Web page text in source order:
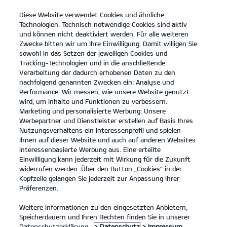
open
menu
KONTAKT
Diese Website verwendet Cookies und ähnliche
Technologien. Technisch notwendige Cookies sind aktiv
und können nicht deaktiviert werden. Für alle weiteren
Zwecke bitten wir um Ihre Einwilligung. Damit willigen Sie
sowohl in das Setzen der jeweiligen Cookies und
Tracking-Technologien und in die anschließende
Verarbeitung der dadurch erhobenen Daten zu den
nachfolgend genannten Zwecken ein: Analyse und
Performance: Wir messen, wie unsere Website genutzt
wird, um Inhalte und Funktionen zu verbessern.
Marketing und personalisierte Werbung: Unsere
Werbepartner und Dienstleister erstellen auf Basis Ihres
Nutzungsverhaltens ein Interessenprofil und spielen
Ihnen auf dieser Website und auch auf anderen Websites
interessenbasierte Werbung aus. Eine erteilte
Einwilligung kann jederzeit mit Wirkung für die Zukunft
widerrufen werden. Über den Button „Cookies“ in der
Kopfzeile gelangen Sie jederzeit zur Anpassung Ihrer
Präferenzen.
Weitere Informationen zu den eingesetzten Anbietern,
Speicherdauern und Ihren Rechten finden Sie in unserer